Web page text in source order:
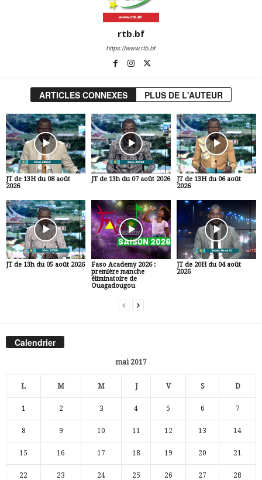
rtb.bf
https://www.rtb.bf
ARTICLES CONNEXES PLUS DE L'AUTEUR
JT de 13H du 08 août
2026
JT de 13h du 07 août 2026
JT de 13H du 06 août
2026
JT de 13h du 05 août 2026
Faso Academy 2026 :
première manche
éliminatoire de
Ouagadougou
JT de 20H du 04 août
2026
Calendrier
mai 2017
L M M J V S D
1 2 3 4 5 6 7
8 9 10 11 12 13 14
15 16 17 18 19 20 21
22 23 24 25 26 27 28